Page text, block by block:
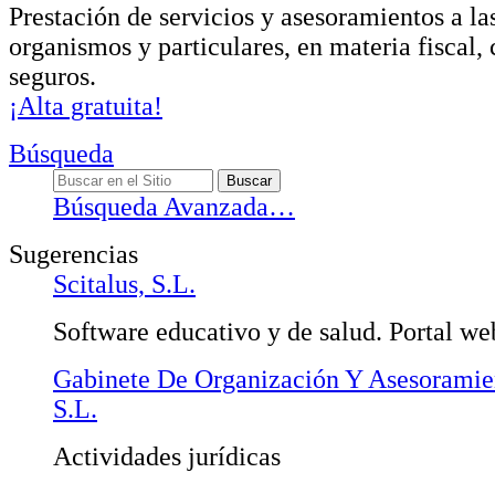
Prestación de servicios y asesoramientos a
organismos y particulares, en materia fiscal,
seguros.
¡Alta gratuita!
Búsqueda
Búsqueda Avanzada…
Sugerencias
Scitalus, S.L.
Software educativo y de salud. Portal
Gabinete De Organización Y
S.L.
Actividades jurídicas